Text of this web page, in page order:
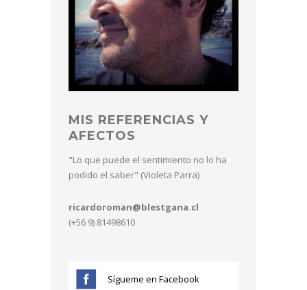
MIS REFERENCIAS Y
AFECTOS
"Lo que puede el sentimiento no lo ha
podido el saber" (Violeta Parra)
ricardoroman@blestgana.cl
(+56 9) 81498610
Sígueme en Facebook